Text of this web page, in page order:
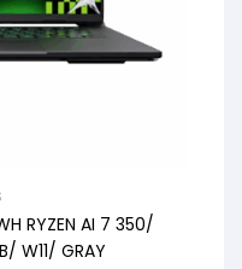
RYZEN AI 7 350/
W11/ GRAY